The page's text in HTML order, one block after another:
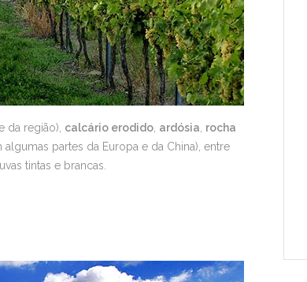
da região), calcário erodido ardósia rocha
partes da Europa e da China), entre
tintas e brancas.